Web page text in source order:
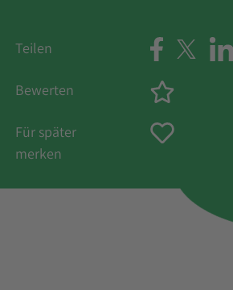
Teilen
Bewerten
Für später
merken